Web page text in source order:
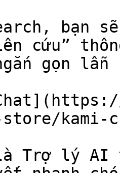
bạn
cứu”
gọn
kami-
Trợ lý AI